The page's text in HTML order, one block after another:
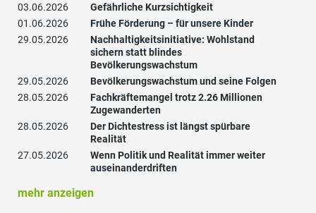
03.06.2026
Gefährliche Kurzsichtigkeit
01.06.2026
Frühe Förderung – für unsere Kinder
29.05.2026
Nachhaltigkeitsinitiative: Wohlstand
sichern statt blindes
Bevölkerungswachstum
29.05.2026
Bevölkerungswachstum und seine Folgen
28.05.2026
Fachkräftemangel trotz 2.26 Millionen
Zugewanderten
28.05.2026
Der Dichtestress ist längst spürbare
Realität
27.05.2026
Wenn Politik und Realität immer weiter
auseinanderdriften
mehr anzeigen